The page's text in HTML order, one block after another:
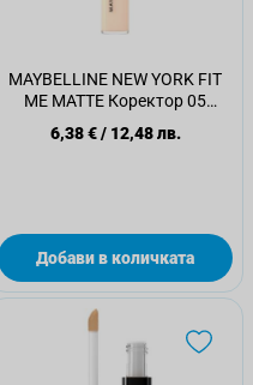
MAYBELLINE NEW YORK FIT
ME MATTE Коректор 05
IVORY, 6.8 мл.
6,38 €/ 12,48 лв.
Добави в количката